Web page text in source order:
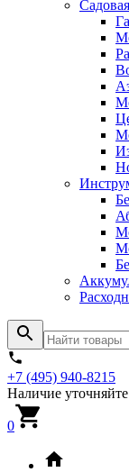
+7 (495) 940-8215
Наличие уточняйте
0